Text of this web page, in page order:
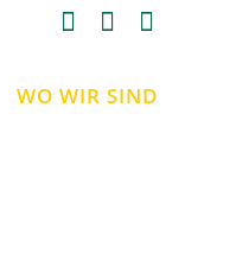
WO WIR SIND